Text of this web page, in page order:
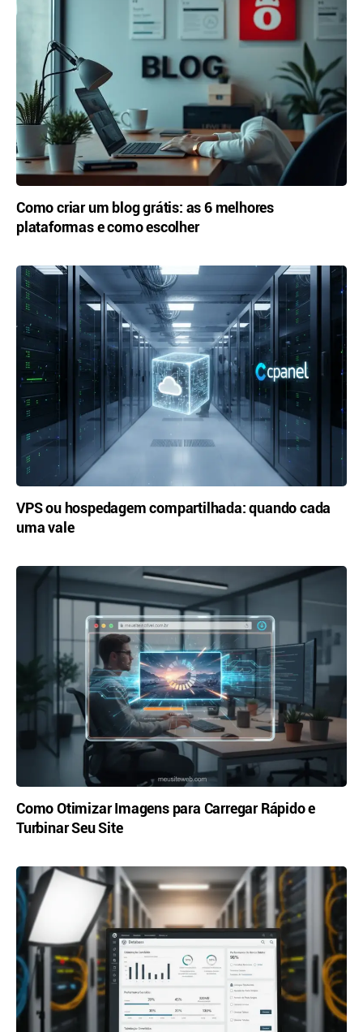
Como criar um blog grátis: as 6 melhores
plataformas e como escolher
VPS ou hospedagem compartilhada: quando cada
uma vale
Como Otimizar Imagens para Carregar Rápido e
Turbinar Seu Site